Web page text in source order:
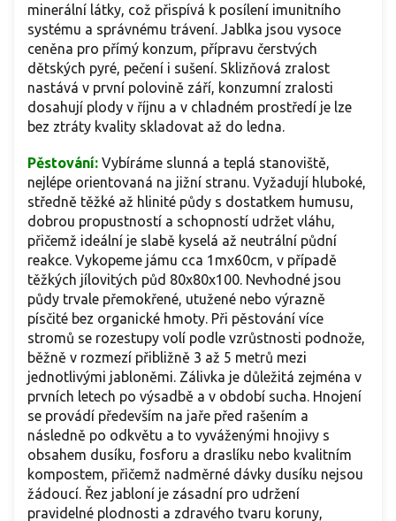
minerální látky, což přispívá k posílení imunitního
systému a správnému trávení. Jablka jsou vysoce
ceněna pro přímý konzum, přípravu čerstvých
dětských pyré, pečení i sušení. Sklizňová zralost
nastává v první polovině září, konzumní zralosti
dosahují plody v říjnu a v chladném prostředí je lze
bez ztráty kvality skladovat až do ledna.
Pěstování: Vybíráme slunná a teplá stanoviště,
nejlépe orientovaná na jižní stranu. Vyžadují hluboké,
středně těžké až hlinité půdy s dostatkem humusu,
dobrou propustností a schopností udržet vláhu,
přičemž ideální je slabě kyselá až neutrální půdní
reakce. Vykopeme jámu cca 1mx60cm, v případě
těžkých jílovitých půd 80x80x100. Nevhodné jsou
půdy trvale přemokřené, utužené nebo výrazně
písčité bez organické hmoty. Při pěstování více
stromů se rozestupy volí podle vzrůstnosti podnože,
běžně v rozmezí přibližně 3 až 5 metrů mezi
jednotlivými jabloněmi. Zálivka je důležitá zejména v
prvních letech po výsadbě a v období sucha. Hnojení
se provádí především na jaře před rašením a
následně po odkvětu a to vyváženými hnojivy s
obsahem dusíku, fosforu a draslíku nebo kvalitním
kompostem, přičemž nadměrné dávky dusíku nejsou
žádoucí. Řez jabloní je zásadní pro udržení
pravidelné plodnosti a zdravého tvaru koruny,